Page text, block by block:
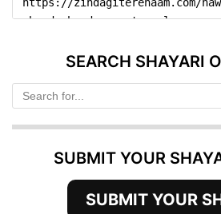
SEARCH SHAYARI
SUBMIT YOUR
SUBMIT YOUR